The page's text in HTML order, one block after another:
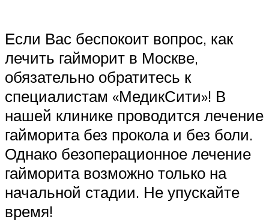
Если Вас беспокоит вопрос, как
лечить гайморит в Москве,
обязательно обратитесь к
специалистам «МедикСити»! В
нашей клинике проводится лечение
гайморита без прокола и без боли.
Однако безоперационное лечение
гайморита возможно только на
начальной стадии. Не упускайте
время!